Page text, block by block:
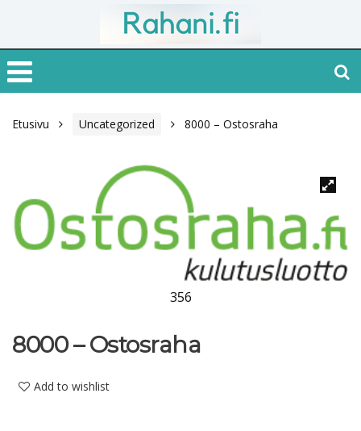
Etusivu Uncategorized 8000 – Ostosraha
356
8000 – Ostosraha
Add to wishlist